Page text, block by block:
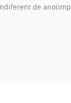
de anotimp.